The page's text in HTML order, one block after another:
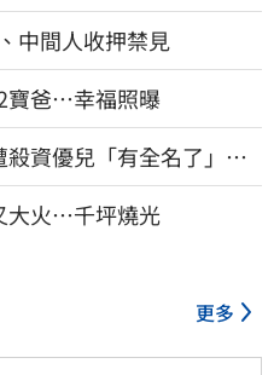
中間人收押禁見
寶爸…幸福照曝
資優兒「有全名了」！
大火…千坪燒光
更多